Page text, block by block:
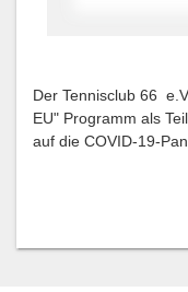
Der Tennisclub 66
EU" Programm als
auf die COVID-19-